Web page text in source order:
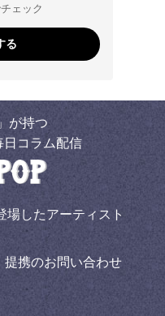
ェック
る
が持つ
日コラム配信
場したアーティスト
提携のお問い合わせ